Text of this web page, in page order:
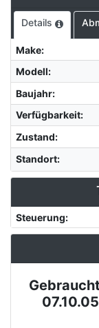
Details
Make:
Modell:
Baujahr:
Verfügbarkeit:
Zustand:
Standort:
Steuerung:
Description